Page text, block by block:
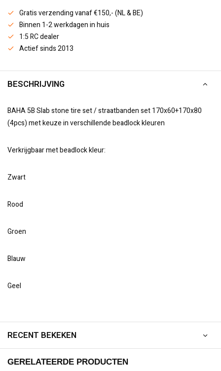
Gratis verzending vanaf €150,- (NL & BE)
Binnen 1-2 werkdagen in huis
1:5 RC dealer
Actief sinds 2013
BESCHRIJVING
BAHA 5B Slab stone tire set / straatbanden set 170x60+170x80
(4pcs) met keuze in verschillende beadlock kleuren
Verkrijgbaar met beadlock kleur:
Zwart
Rood
Groen
Blauw
Geel
RECENT BEKEKEN
GERELATEERDE PRODUCTEN